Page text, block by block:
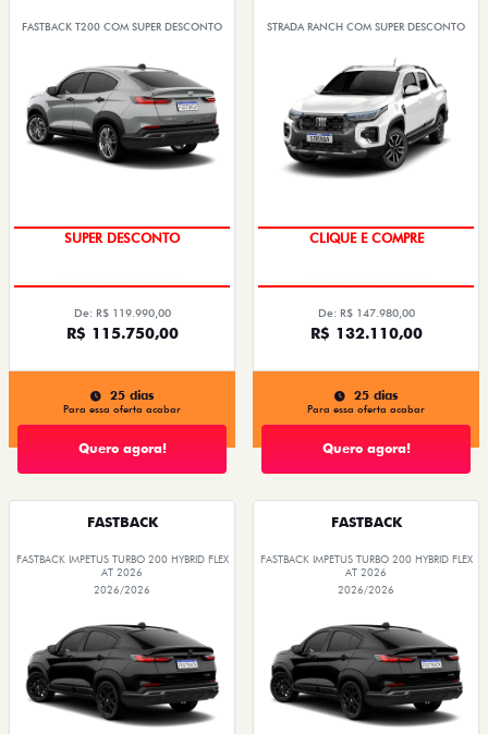
FASTBACK T200 COM SUPER DESCONTO
SUPER DESCONTO
De: R$ 119.990,00
R$ 115.750,00
25 dias
Para essa oferta acabar
Quero agora!
STRADA RANCH COM SUPER DESCONTO
CLIQUE E COMPRE
De: R$ 147.980,00
R$ 132.110,00
25 dias
Para essa oferta acabar
Quero agora!
FASTBACK
FASTBACK IMPETUS TURBO 200 HYBRID FLEX
AT 2026
2026/2026
FASTBACK
FASTBACK IMPETUS TURBO 200 HYBRID FLEX
AT 2026
2026/2026